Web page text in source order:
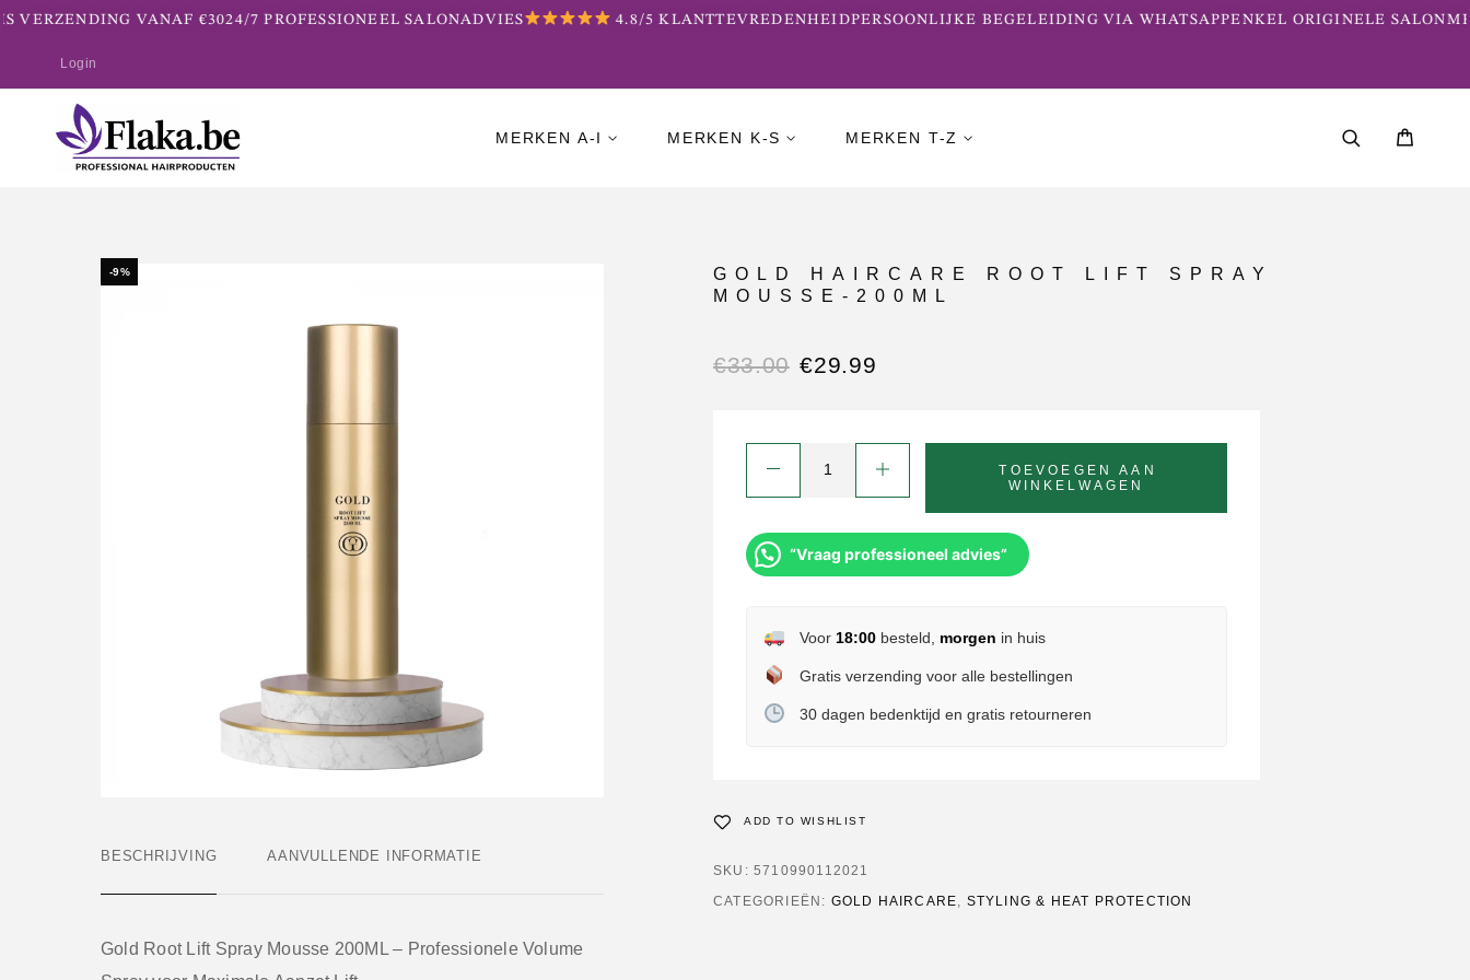
VERZENDING VANAF €3024/7 PROFESSIONEEL SALONADVIES 4.8/5 KLANTTEVREDENHEIDPERSOONLIJKE BEGELEIDING VIA WHATSAPPENKEL ORIGINELE
Login
MERKEN A-I MERKEN K-S MERKEN T-Z
-9%
BESCHRIJVING AANVULLENDE INFORMATIE
Gold Root Lift Spray Mousse 200ML – Professionele Volume
GOLD HAIRCARE ROOT LIFT SPRAY
MOUSSE-200ML
€33.00 €29.99
TOEVOEGEN AAN
WINKELWAGEN
“Vraag professioneel advies”
Voor 18:00besteld, morgen in huis
Gratis verzending voor alle bestellingen
30 dagen bedenktijd en gratis retourneren
ADD TO WISHLIST
SKU: 5710990112021
CATEGORIEËN: GOLD HAIRCARE, STYLING & HEAT PROTECTION